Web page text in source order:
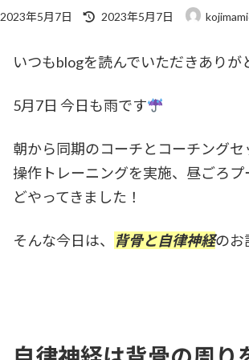
2023年5月7日
最
新
:
2023年5月7日
いつもblogを読んでいただきあり
5月7日 今日も雨です
朝から同期のコーチとコーチング
操作トレーニングを実施、昼ごろ
どやってきました！
そんな今日は、 背骨と自律神経のお